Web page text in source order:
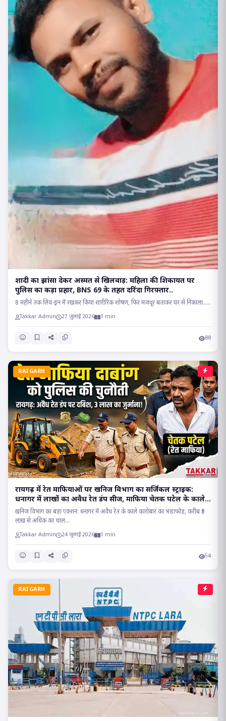
शादी का झांसा देकर अस्मत से खिलवाड़: महिला की शिकायत पर
पुलिस का कड़ा प्रहार, BNS 69 के तहत दरिंदा गिरफ्तार..
8 महीने तक लिव-इन में रखकर किया शारीरिक शोषण, फिर मजदूर बताकर घर से निकाला.....
Takkar Admin 27 जुलाई 2026 1 min
88
RAIGARH
रायगढ़ में रेत माफियाओं पर खनिज विभाग का सर्जिकल स्ट्राइक:
धनागर में लाखों का अवैध रेत डंप सीज, माफिया चेतक पटेल के काले
साम्राज्य पर प्रहार..
खनिज विभाग का बड़ा एक्शन: धनागर में अवैध रेत के काले कारोबार का भंडाफोड़, करीब ₹5
लाख से अधिक का चाल...
Takkar Admin 24 जुलाई 2026 1 min
54
RAIGARH